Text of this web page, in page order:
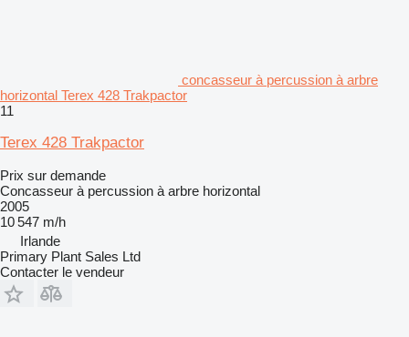
concasseur à percussion à arbre
horizontal Terex 428 Trakpactor
11
Terex 428 Trakpactor
Prix sur demande
Concasseur à percussion à arbre horizontal
2005
10 547 m/h
Irlande
Primary Plant Sales Ltd
Contacter le vendeur